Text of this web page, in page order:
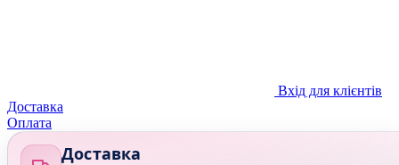
Вхід для клієнтів
Доставка
Оплата
Доставка